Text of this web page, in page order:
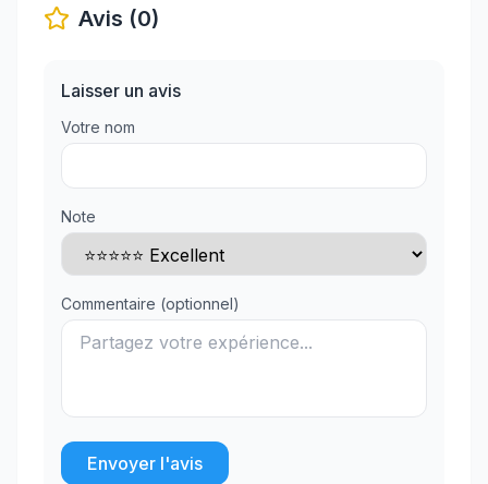
Avis (0)
Laisser un avis
Votre nom
Note
Commentaire (optionnel)
Envoyer l'avis